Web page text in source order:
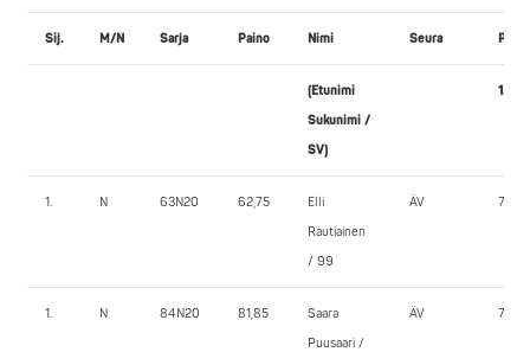
Sij. M/N Sarja Paino Nimi Seura
(Etunimi
Sukunimi /
SV)
1.
1. N 63N20 62,75
Elli
Rautiainen
/ 99
ÄV 70,0
1. N 84N20 81,85
Saara
Puusaari /
ÄV 70,0